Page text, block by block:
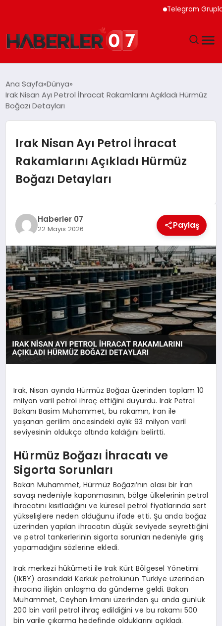
Telegram Grupları
EKONOMI
TEKNOLOJI
MAGAZIN
DIĞER
Ana Sayfa Dünya
Irak Nisan Ayı Petrol İhracat Rakamlarını Açıkladı Hürmüz
Boğazı Detayları
Irak Nisan Ayı Petrol İhracat
Rakamlarını Açıkladı Hürmüz
Boğazı Detayları
Haberler 07
22 Mayıs 2026 Paylaş
Irak, Nisan ayında Hürmüz Boğazı üzerinden toplam 10
milyon varil petrol ihraç ettiğini duyurdu. Irak Petrol
Bakanı Basim Muhammet, bu rakamın, İran ile
yaşanan gerilim öncesindeki aylık 93 milyon varil
seviyesinin oldukça altında kaldığını belirtti.
Hürmüz Boğazı İhracatı ve
Sigorta Sorunları
Bakan Muhammet, Hürmüz Boğazı’nın olası bir İran
savaşı nedeniyle kapanmasının, bölge ülkelerinin petrol
ihracatını kısıtladığını ve küresel petrol fiyatlarında sert
yükselişlere neden olduğunu ifade etti. Şu anda boğaz
üzerinden yapılan ihracatın düşük seviyede seyrettiğini
ve petrol tankerlerinin sigorta sorunları nedeniyle giriş
yapamadığını sözlerine ekledi.
Irak merkezi hükümeti ile Irak Kürt Bölgesel Yönetimi
(IKBY) arasındaki Kerkük petrolünün Türkiye üzerinden
ihracına ilişkin anlaşma da gündeme geldi. Bakan
Muhammet, Ceyhan limanı üzerinden şu anda günlük
200 bin varil petrol ihraç edildiğini ve bu rakamı 500
bin varile çıkarma hedefinde olduklarını açıkladı.